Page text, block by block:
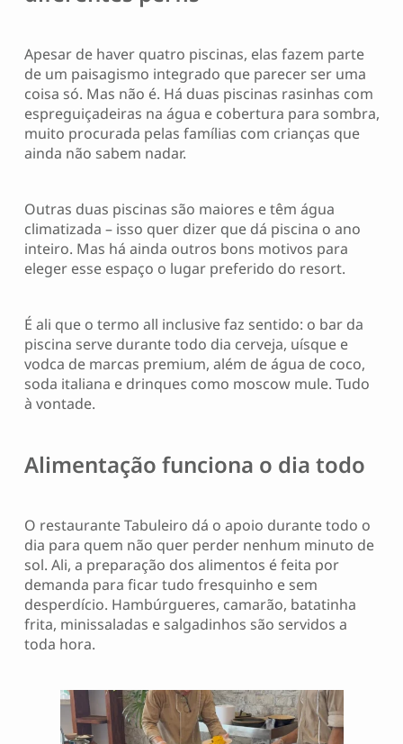
Apesar de haver quatro piscinas, elas fazem parte
de um paisagismo integrado que parecer ser uma
coisa só. Mas não é. Há duas piscinas rasinhas com
espreguiçadeiras na água e cobertura para sombra,
muito procurada pelas famílias com crianças que
ainda não sabem nadar.
Outras duas piscinas são maiores e têm água
climatizada – isso quer dizer que dá piscina o ano
inteiro. Mas há ainda outros bons motivos para
eleger esse espaço o lugar preferido do resort.
É ali que o termo all inclusive faz sentido: o bar da
piscina serve durante todo dia cerveja, uísque e
vodca de marcas premium, além de água de coco,
soda italiana e drinques como moscow mule. Tudo
à vontade.
Alimentação funciona o dia todo
O restaurante Tabuleiro dá o apoio durante todo o
dia para quem não quer perder nenhum minuto de
sol. Ali, a preparação dos alimentos é feita por
demanda para ficar tudo fresquinho e sem
desperdício. Hambúrgueres, camarão, batatinha
frita, minissaladas e salgadinhos são servidos a
toda hora.